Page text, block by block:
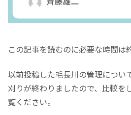
この記事を読むのに必要な時間は
以前投稿した毛長川の管理につい
刈りが終わりましたので、比較を
覧ください。